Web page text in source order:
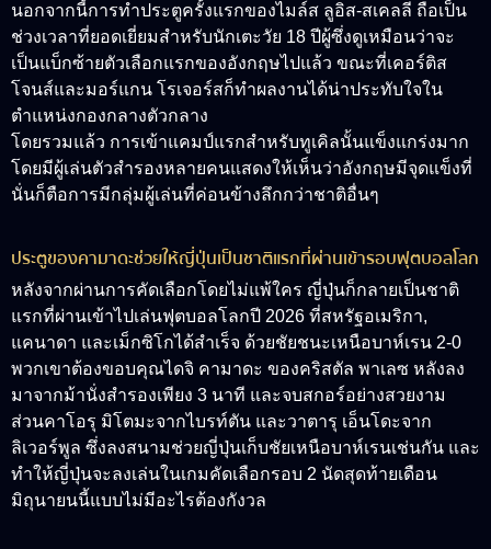
นอกจากนี้การทำประตูครั้งแรกของไมล์ส ลูอิส-สเคลลี ถือเป็น
ช่วงเวลาที่ยอดเยี่ยมสำหรับนักเตะวัย 18 ปีผู้ซึ่งดูเหมือนว่าจะ
เป็นแบ็กซ้ายตัวเลือกแรกของอังกฤษไปแล้ว ขณะที่เคอร์ติส
โจนส์และมอร์แกน โรเจอร์สก็ทำผลงานได้น่าประทับใจใน
ตำแหน่งกองกลางตัวกลาง
โดยรวมแล้ว การเข้าแคมป์แรกสำหรับทูเคิลนั้นแข็งแกร่งมาก
โดยมีผู้เล่นตัวสำรองหลายคนแสดงให้เห็นว่าอังกฤษมีจุดแข็งที่
นั่นก็ตือการมีกลุ่มผู้เล่นที่ค่อนข้างลึกกว่าชาติอื่นๆ
ประตูของคามาดะช่วยให้ญี่ปุ่นเป็นชาติแรกที่ผ่านเข้ารอบฟุตบอลโลก
หลังจากผ่านการคัดเลือกโดยไม่แพ้ใคร ญี่ปุ่นก็กลายเป็นชาติ
แรกที่ผ่านเข้าไปเล่นฟุตบอลโลกปี 2026 ที่สหรัฐอเมริกา,
แคนาดา และเม็กซิโกได้สำเร็จ ด้วยชัยชนะเหนือบาห์เรน 2-0
พวกเขาต้องขอบคุณไดจิ คามาดะ ของคริสตัล พาเลซ หลังลง
มาจากม้านั่งสำรองเพียง 3 นาที และจบสกอร์อย่างสวยงาม
ส่วนคาโอรุ มิโตมะจากไบรท์ตัน และวาตารุ เอ็นโดะจาก
ลิเวอร์พูล ซึ่งลงสนามช่วยญี่ปุ่นเก็บชัยเหนือบาห์เรนเช่นกัน และ
ทำให้ญี่ปุ่นจะลงเล่นในเกมคัดเลือกรอบ 2 นัดสุดท้ายเดือน
มิถุนายนนี้แบบไม่มีอะไรต้องกังวล